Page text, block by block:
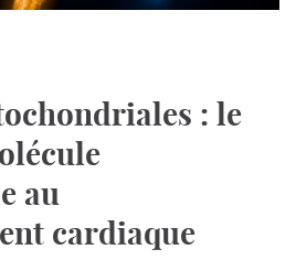
: le
au
cardiaque